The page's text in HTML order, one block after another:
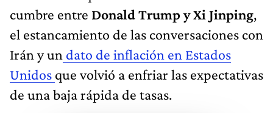
cumbre entre Donald Trump y Xi Jinping,
el estancamiento de las conversaciones con
Irán y un dato de inflación en Estados
Unidos que volvió a enfriar las expectativas
de una baja rápida de tasas.